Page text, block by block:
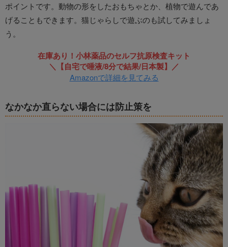
ポイントです。動物の形をしたおもちゃとか、植物で遊んであ
げることもできます。猫じゃらしで遊ぶのも試してみましょ
う。
在庫あり！小林薬品のセルフ抗原検査キット
＼【自宅で唾液/8分で結果/日本製】／
Amazonで詳細を見てみる
なかなか直らない場合には防止策を